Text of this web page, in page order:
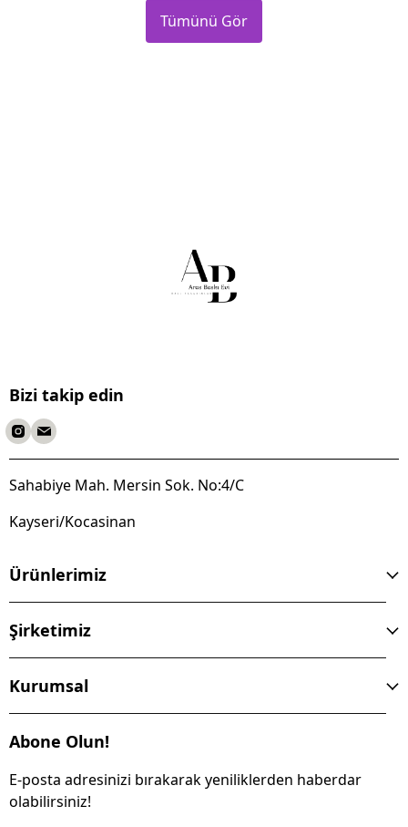
Tümünü Gör
Bizi takip edin
Sahabiye Mah. Mersin Sok. No:4/C
Kayseri/Kocasinan
Ürünlerimiz
Şirketimiz
Kurumsal
Abone Olun!
E-posta adresinizi bırakarak yeniliklerden haberdar
olabilirsiniz!